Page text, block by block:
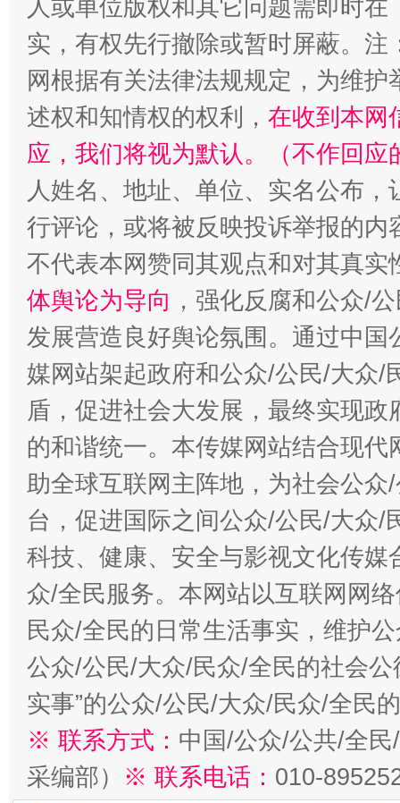
招工难、用工荒背后
人或单位版权和其它问题需即时在
实，有权先行撤除或暂时屏蔽。
网根据有关法律法规规定，为维
述权和知情权的权利， 在收到本网
应，我们将视为默认。（不作回应
人姓名、地址、单位、实名公布
行评论，或将被反映投诉举报的
不代表本网赞同其观点和对其真实
体舆论为导向 ，强化反腐和公众/
发展营造良好舆论氛围。通过中
媒网站架起政府和公众/公民/大众/
盾，促进社会大发展，最终实现
的和谐统一。本传媒网站结合现
助全球互联网主阵地，为社会公
台，促进国际之间公众/公民/大众/
科技、健康、安全与影视文化传
众/全民服务。本网站以互联网网
民众/全民的日常生活事实，维护
公众/公民/大众/民众/全民的社会公
实事”的公众/公民/大众/民众/全民
※ 联系方式： 中国/公众/公共/全
采编部） ※ 联系电话： 010-